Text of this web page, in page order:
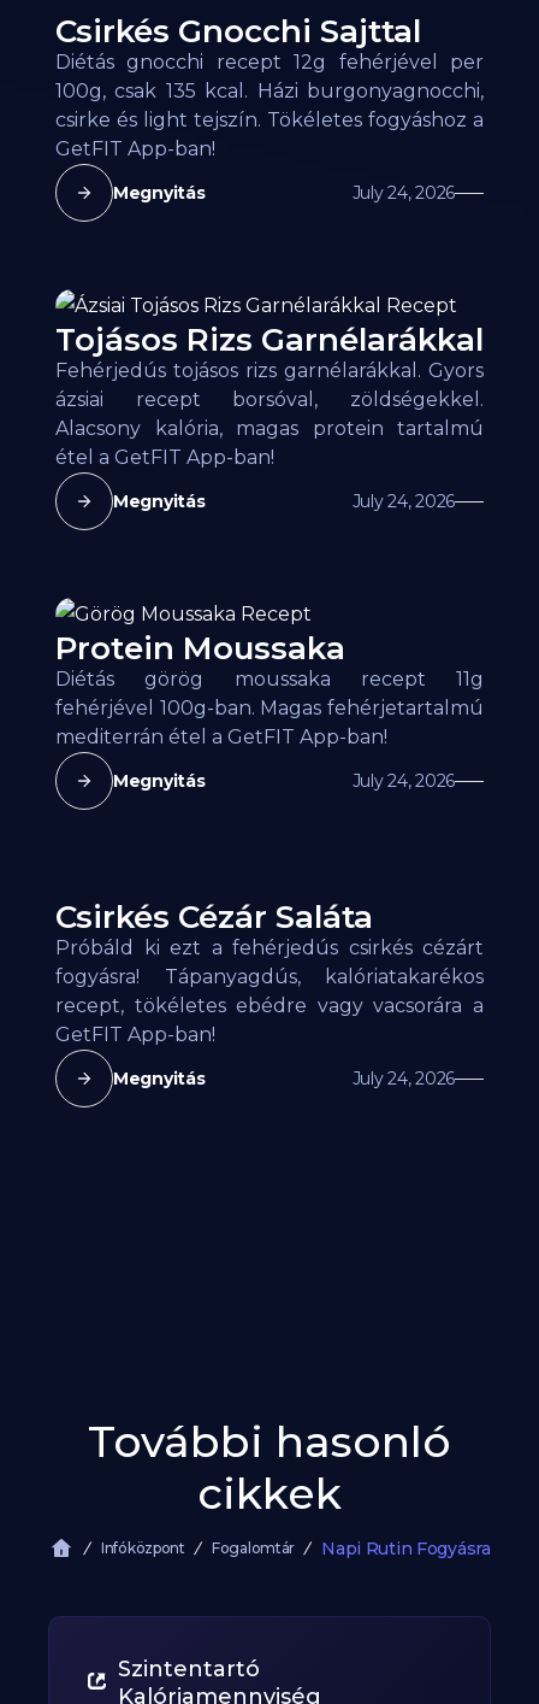
Csirkés Gnocchi Sajttal
Diétás gnocchi recept 12g fehérjével per
100g, csak 135 kcal. Házi burgonyagnocchi,
csirke és light tejszín. Tökéletes fogyáshoz a
GetFIT App-ban!
Megnyitás July 24, 2026
Tojásos Rizs Garnélarákkal
Fehérjedús tojásos rizs garnélarákkal. Gyors
ázsiai recept borsóval, zöldségekkel.
Alacsony kalória, magas protein tartalmú
étel a GetFIT App-ban!
Megnyitás July 24, 2026
Protein Moussaka
Diétás görög moussaka recept 11g
fehérjével 100g-ban. Magas fehérjetartalmú
mediterrán étel a GetFIT App-ban!
Megnyitás July 24, 2026
Csirkés Cézár Saláta
Próbáld ki ezt a fehérjedús csirkés cézárt
fogyásra! Tápanyagdús, kalóriatakarékos
recept, tökéletes ebédre vagy vacsorára a
GetFIT App-ban!
Megnyitás July 24, 2026
További hasonló
cikkek
Infóközpont Fogalomtár Napi Rutin Fogyásra
Szintentartó
Kalóriamennyiség